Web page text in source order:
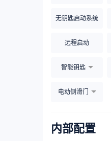
无钥匙启动系统
远程启动
智能钥匙
电动侧滑门
内部配置